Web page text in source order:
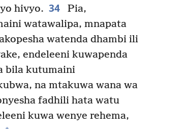
hivyo. 34
Pia,
watawalipa, mnapata
watenda dhambi ili
endeleeni kuwapenda
bila kutumaini
na mtakuwa wana wa
fadhili hata watu
kuwa wenye rehema,